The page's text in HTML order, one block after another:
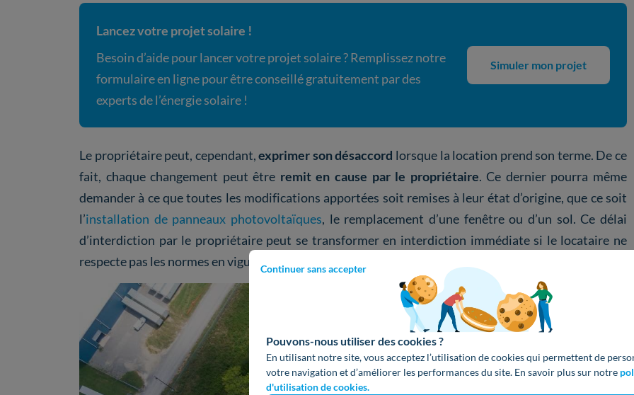
Continuer sans accepter
Pouvons-nous utiliser des cookies ?
En utilisant notre site, vous acceptez l’utilisation de cookies qui permettent de
votre navigation et d’améliorer les performances du site. En savoir plus sur notre
d'utilisation de cookies.
Lancez votre projet solaire !
Besoin d’aide pour lancer votre projet solaire ? Remplissez notre
formulaire en ligne pour être conseillé gratuitement par des
experts de l’énergie solaire !
Simuler mon projet
Le propriétaire peut, cependant,exprimer son désaccord lorsque la location prend son terme. De ce
fait, chaque changement peut être remit en cause par le propriétaire. Ce dernier pourra même
demander à ce que toutes les modifications apportées soit remises à leur état d’origine, que ce soit
l’installation de panneaux photovoltaïques, le remplacement d’une fenêtre ou d’un sol. Ce délai
d’interdiction par le propriétaire peut se transformer en interdiction immédiate si le locataire ne
respecte pas les normes en vigueur et met le logement en danger par ces modifications apportées.